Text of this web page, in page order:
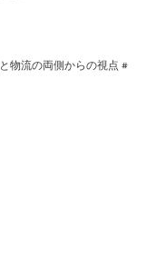
物流の両側からの視点 #